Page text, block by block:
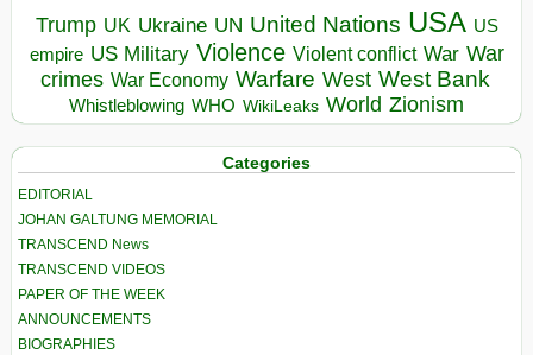
Trump UK Ukraine UN United Nations USA US
empire US Military Violence Violent conflict War War
crimes War Economy Warfare West West Bank
Whistleblowing WHO WikiLeaks World Zionism
Categories
EDITORIAL
JOHAN GALTUNG MEMORIAL
TRANSCEND News
TRANSCEND VIDEOS
PAPER OF THE WEEK
ANNOUNCEMENTS
BIOGRAPHIES